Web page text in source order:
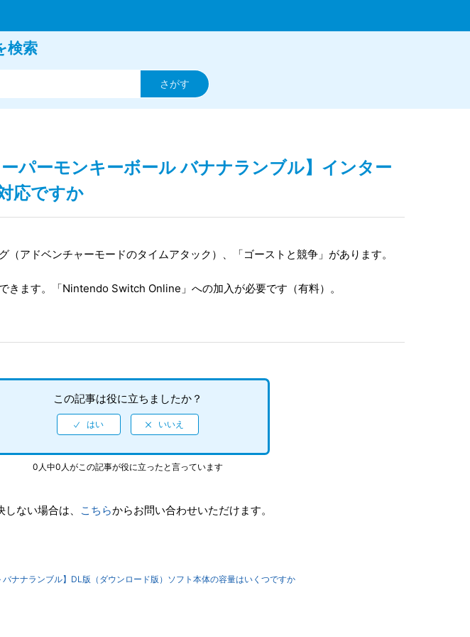
検索
パーモンキーボール バナナランブル】インター
応ですか
（アドベンチャーモードのタイムアタック）、「ゴーストと競争」があります。
きます。「Nintendo Switch Online」への加入が必要です（有料）。
この記事は役に立ちましたか？
0人中0人がこの記事が役に立ったと言っています
しない場合は、 こちらからお問い合わせいただけます。
ナナランブル】DL版（ダウンロード版）ソフト本体の容量はいくつですか